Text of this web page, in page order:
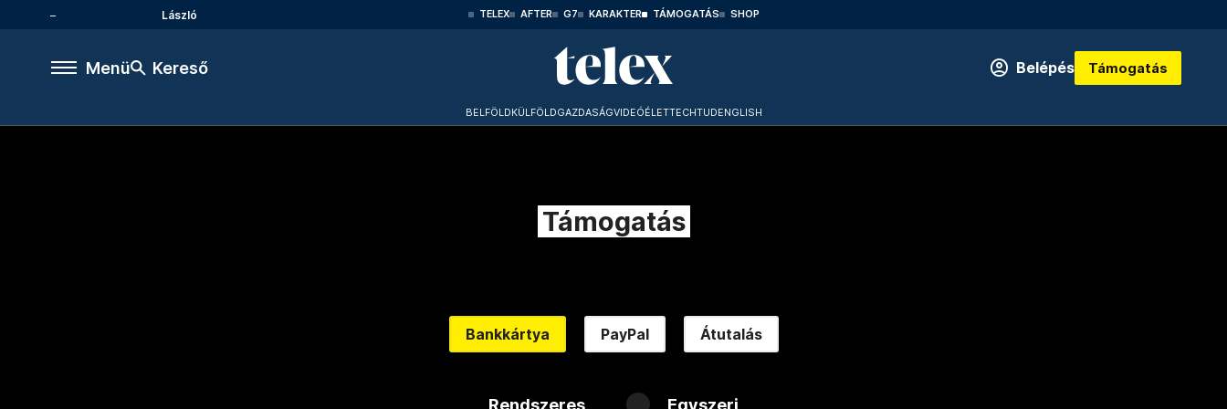
László TELEX AFTER G7 KARAKTER TÁMOGATÁS SHOP
Menü Kereső Belépés Támogatás
BELFÖLDKÜLFÖLDGAZDASÁGVIDEÓÉLETTECHTUDENGLISH
Támogatás
Bankkártya PayPal Átutalás
Rendszeres Egyszeri